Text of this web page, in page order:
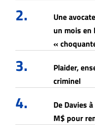
2.
Une
un mois en
«
3.
Plaider,
criminel
4.
De Davies
M$ pour